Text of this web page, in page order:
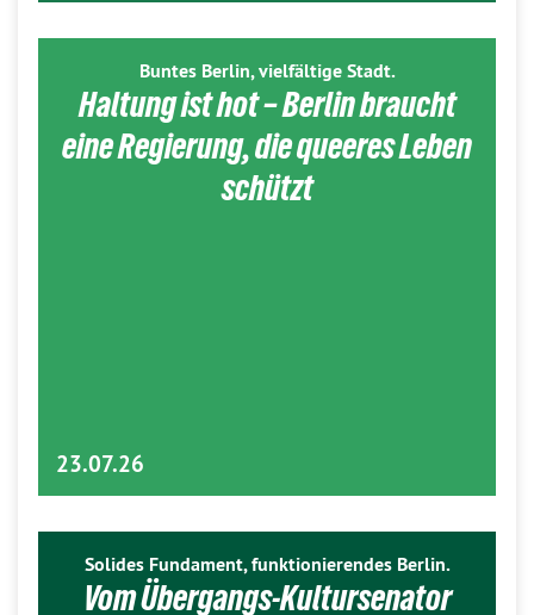
Buntes Berlin, vielfältige Stadt.
Haltung ist hot – Berlin braucht
eine Regierung, die queeres Leben
schützt
23.07.26
Solides Fundament, funktionierendes Berlin.
Vom Übergangs-Kultursenator